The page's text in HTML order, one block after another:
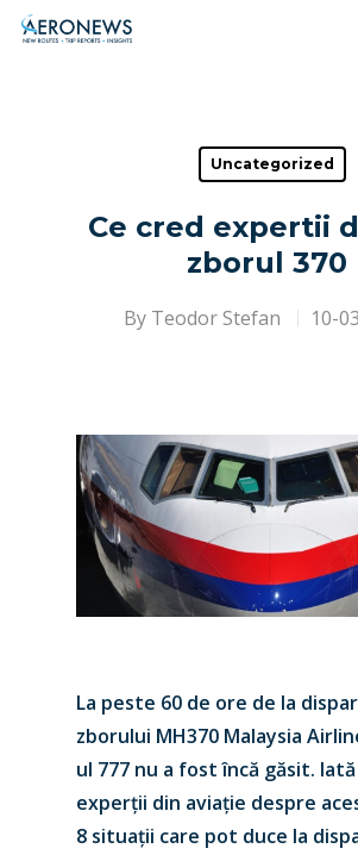
Hit enter to search or ESC to close
Uncategorized
Ce cred expertii
zborul 370
By Teodor Stefan 10-
La peste 60 de ore de la
zborului MH370 Malaysia
ul 777 nu a fost încă găsit.
experții din aviație despre
8 situații care pot duce la